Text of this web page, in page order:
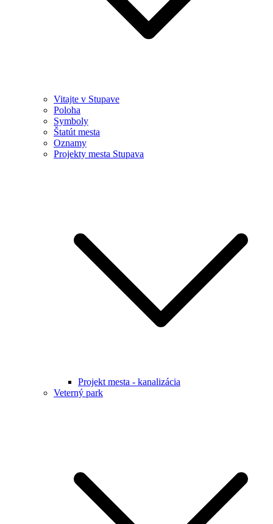
Vitajte v Stupave
Poloha
Symboly
Štatút mesta
Oznamy
Projekty mesta Stupava
Projekt mesta - kanalizácia
Veterný park